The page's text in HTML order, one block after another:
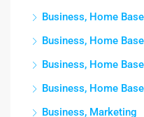
Business, Home
Business, Home
Business, Home
Business, Home
Business, Marketing